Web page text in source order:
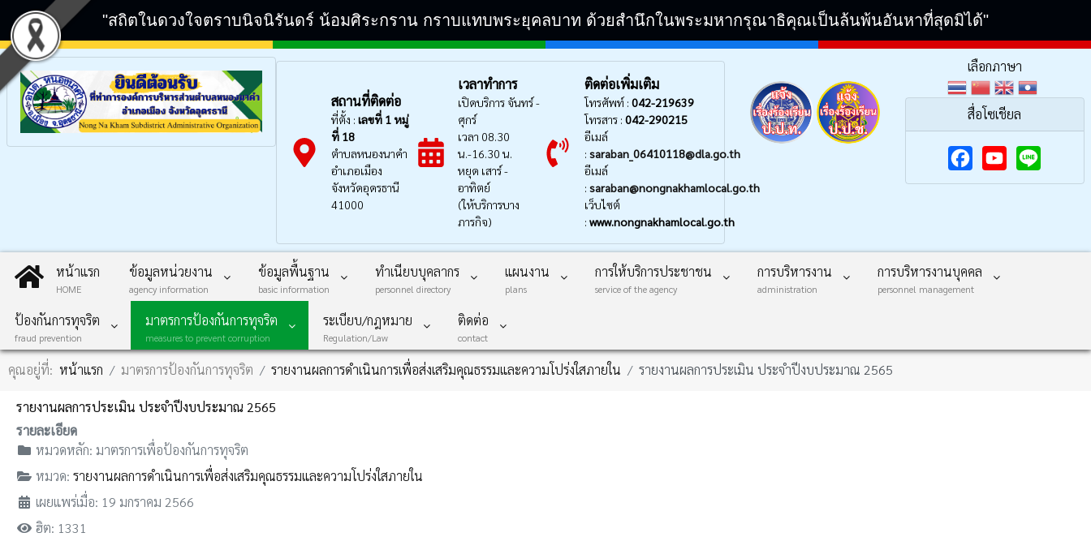
"สถิตในดวงใจตราบนิจนิรันดร์ น้อมศิระกราน กราบแทบพระยุคลบาท ด้วยสำนึกในพระมหากรุณาธิคุณเป็นล้นพ้นอันหาที่สุดมิได้"
สถานที่ติดต่อ
ที่ตั้ง : เลขที่ 1 หมู่
ที่ 18
ตำบลหนองนาคำ
อำเภอเมือง
จังหวัดอุดรธานี
41000
เวลาทำการ
เปิดบริการ จันทร์ -
ศุกร์
เวลา 08.30
น.-16.30 น.
หยุด เสาร์ -
อาทิตย์
(ให้บริการบาง
ภารกิจ)
ติดต่อเพิ่มเติม
โทรศัพท์ : 042-219639
โทรสาร : 042-290215
อีเมล์
: saraban_06410118@dla.go.th
อีเมล์
: saraban@nongnakhamlocal.go.th
เว็บไซต์
: www.nongnakhamlocal.go.th
เลือกภาษา
สื่อโซเชียล
F
e
b
k
Y
T
u
หน้าแรก
HOME
ข้อมูลหน่วยงาน
agency information
ข้อมูลพื้นฐาน
basic information
ทำเนียบบุคลากร
personnel directory
แผนงาน
plans
การให้บริการประชาชน
service of the agency
การบริหารงาน
administration
การบริหารงานบุคคล
personnel management
ป้องกันการทุจริต
fraud prevention
มาตรการป้องกันการทุจริต
measures to prevent corruption
ระเบียบ/กฎหมาย
Regulation/Law
ติดต่อ
contact
คุณอยู่ที่: หน้าแรก มาตรการป้องกันการทุจริต รายงานผลการดำเนินการเพื่อส่งเสริมคุณธรรมและความโปร่งใสภายใน รายงานผลการประเมิน ประจำปีงบประมาณ 2565
รายงานผลการประเมิน ประจำปีงบประมาณ 2565
รายละเอียด
หมวดหลัก: มาตรการเพื่อป้องกันการทุจริต
หมวด: รายงานผลการดำเนินการเพื่อส่งเสริมคุณธรรมและความโปร่งใสภายใน
เผยแพร่เมื่อ: 19 มกราคม 2566
ฮิต: 1331